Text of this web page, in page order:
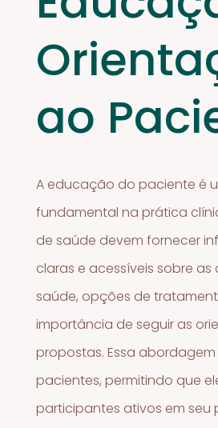
ao
A educação do paciente é
fundamental na prática
de saúde devem fornecer
claras e acessíveis sobre
saúde, opções de
importância de seguir as
propostas. Essa
pacientes, permitindo que
participantes ativos em seu